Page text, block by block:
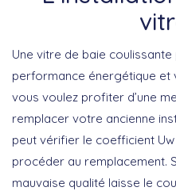
Une vitre de baie
performance énergétique et
vous voulez profiter d’une
remplacer votre ancienne
peut vérifier le coefficient
procéder au remplacement.
mauvaise qualité laisse le